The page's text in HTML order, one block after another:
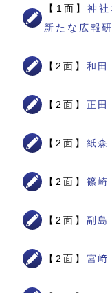
【1面】神
新たな広報
【2面】 和
【2面】 正
【2面】 紙
【2面】 篠
【2面】 副
【2面】 宮